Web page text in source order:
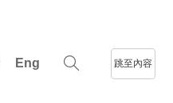
Eng 跳至內容